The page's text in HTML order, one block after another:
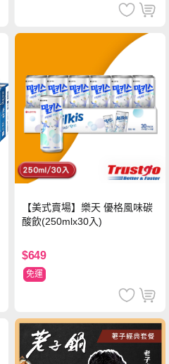
【美式賣場】樂天 優格風味碳
酸飲(250mlx30入)
$649
免運